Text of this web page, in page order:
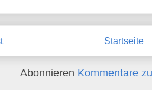
Startseite
Abonnieren Kommentare